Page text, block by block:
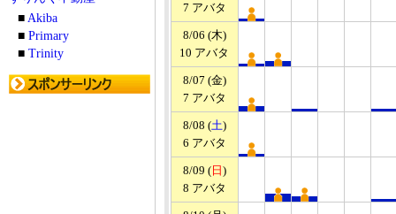
■ Akiba
■ Primary
■ Trinity
7 アバタ
8/06 (木)
10 アバタ
8/07 (金)
7 アバタ
8/08 (土)
6 アバタ
8/09 ( 日 )
8 アバタ